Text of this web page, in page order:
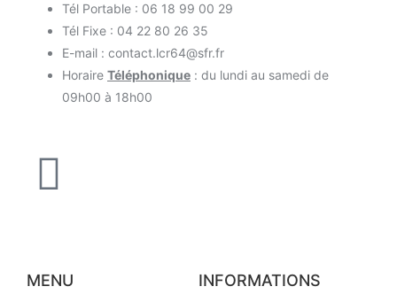
Tél Portable : 06 18 99 00 29
Tél Fixe : 04 22 80 26 35
E-mail : contact.lcr64@sfr.fr
Horaire Téléphonique : du lundi au samedi de
09h00 à 18h00
MENU INFORMATIONS